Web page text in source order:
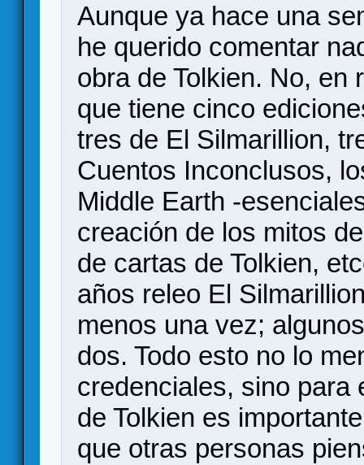
Aunque ya hace una
he querido comentar
obra de Tolkien. No, en
que tiene cinco
tres de El Silmarillion,
Cuentos Inconclusos,
Middle Earth -
creación de los mitos
de cartas de Tolkien,
años releo El
menos una vez;
dos. Todo esto no lo
credenciales, sino para
de Tolkien es
que otras personas